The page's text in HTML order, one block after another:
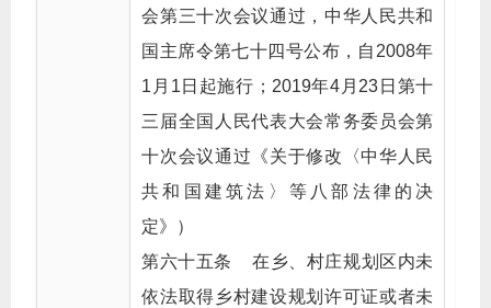
会第三十次会议通过，中华人民共和
国主席令第七十四号公布，自2008年
1月1日起施行；2019年4月23日第十
三届全国人民代表大会常务委员会第
十次会议通过《关于修改〈中华人民
共和国建筑法〉等八部法律的决
定》）
第六十五条 在乡、村庄规划区内未
依法取得乡村建设规划许可证或者未